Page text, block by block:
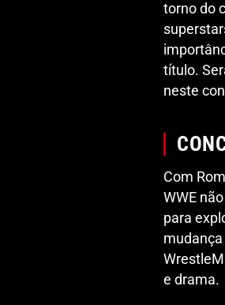
torno do
título.
neste
Com
WWE
para
e drama.